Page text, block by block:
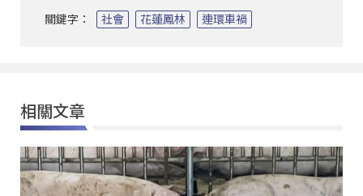
關鍵字： 社會 花蓮鳳林 連環車禍
相關文章